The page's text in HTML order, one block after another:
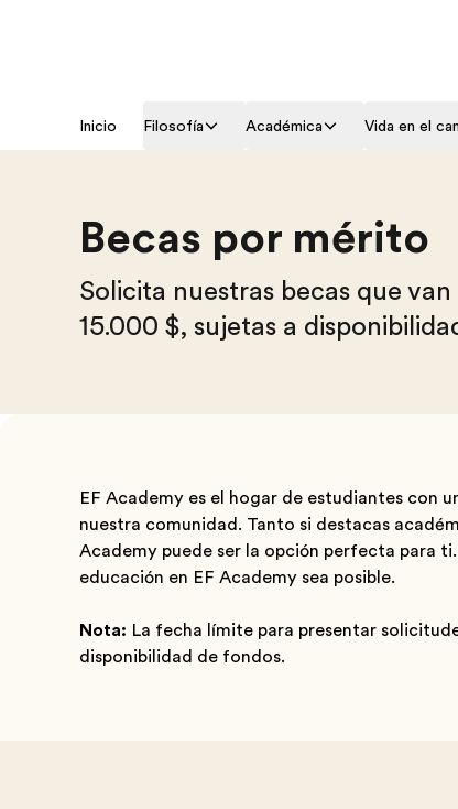
Inicio Filosofía Académica Vida en el
Becas por mérito
Solicita nuestras becas que van
15.000 $, sujetas a
EF Academy es el hogar de estudiantes con
nuestra comunidad. Tanto si destacas
Academy puede ser la opción perfecta para
educación en EF Academy sea posible.
Nota: La fecha límite para presentar
disponibilidad de fondos.